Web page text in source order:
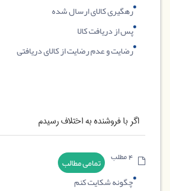
رهگیری کالای ارسال شده
پس از دریافت کالا
رضایت و عدم رضایت از کالای دریافتی
اگر با فروشنده به اختلاف رسیدم
4 مطلب
تمامی مطالب
چگونه شکایت کنم